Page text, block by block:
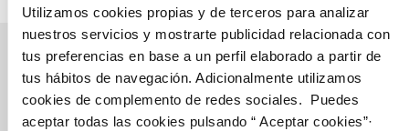
Utilizamos cookies propias y de terceros para analizar
nuestros servicios y mostrarte publicidad relacionada con
tus preferencias en base a un perfil elaborado a partir de
tus hábitos de navegación. Adicionalmente utilizamos
cookies de complemento de redes sociales. Puedes
aceptar todas las cookies pulsando “ Aceptar cookies”·
Gestiones Online